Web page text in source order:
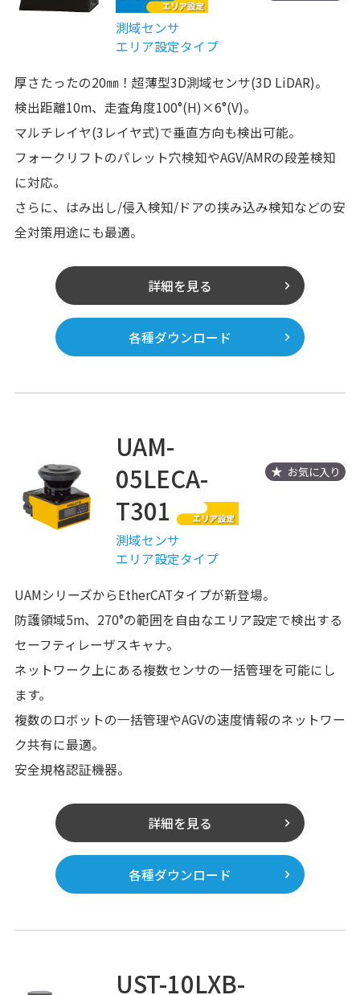
測域センサ
エリア設定タイプ
厚さたったの20㎜！超薄型3D測域センサ(3D LiDAR)。
検出距離10m、走査角度100°(H)×6°(V)。
マルチレイヤ(3レイヤ式)で垂直方向も検出可能。
フォークリフトのパレット穴検知やAGV/AMRの段差検知
に対応。
さらに、はみ出し/侵入検知/ドアの挟み込み検知などの安
全対策用途にも最適。
詳細を見る
各種ダウンロード
お気に入り
UAM-
05LECA-
T301
測域センサ
エリア設定タイプ
UAMシリーズからEtherCATタイプが新登場。
防護領域5m、270°の範囲を自由なエリア設定で検出する
セーフティレーザスキャナ。
ネットワーク上にある複数センサの一括管理を可能にし
ます。
複数のロボットの一括管理やAGVの速度情報のネットワー
ク共有に最適。
安全規格認証機器。
詳細を見る
各種ダウンロード
UST-10LXB-